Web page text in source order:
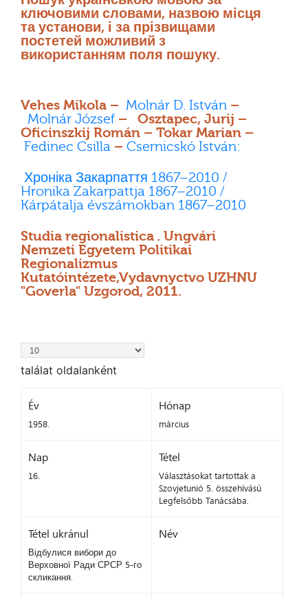
ключовими словами, назвою місця
та установи, і за прізвищами
постетей можливий з
використанням поля пошуку.
Vehes Mikola – Molnár D. István –
Molnár József – Osztapec, Jurij –
Oficinszkij Román – Tokar Marian –
Fedinec Csilla – Csernicskó István:
Хроніка Закарпаття 1867–2010 /
Hronika Zakarpattja 1867–2010 /
Kárpátalja évszámokban 1867–2010
Studia regionalistica . Ungvári
Nemzeti Egyetem Politikai
Regionalizmus
Kutatóintézete,Vydavnyctvo UZHNU
"Goverla" Uzgorod, 2011.
találat oldalanként
Év
1958.
Hónap
március
Nap
16.
Tétel
Választásokat tartottak a
Szovjetunió 5. összehívású
Legfelsőbb Tanácsába.
Tétel ukránul
Відбулися вибори до
Верховної Ради СРСР 5-го
скликання.
Név